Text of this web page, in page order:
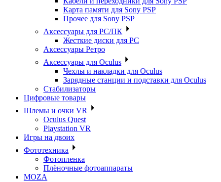
Карта памяти для Sony PSP
Прочее для Sony PSP
Аксессуары для PC/ПК
Жесткие диски для PC
Аксессуары Ретро
Аксессуары для Oculus
Чехлы и накладки для Oculus
Зарядные станции и подставки для Oculus
Стабилизаторы
Цифровые товары
Шлемы и очки VR
Oculus Quest
Playstation VR
Игры на двоих
Фототехника
Фотопленка
Плёночные фотоаппараты
MOZA